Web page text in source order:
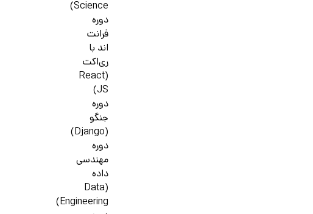
Science)
دوره
فرانت
اند با
ری‌اکت
(React
JS)
دوره
جنگو
(Django)
دوره
مهندسی
داده
(Data
Engineering)